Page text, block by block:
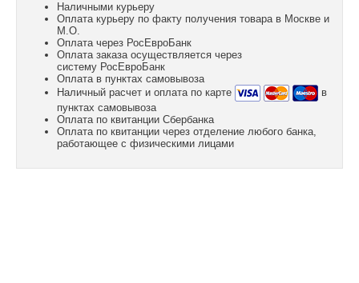
Наличными курьеру
Оплата курьеру по факту получения товара в Москве и
М.О.
Оплата через РосЕвроБанк
Оплата заказа осуществляется через
систему РосЕвроБанк
Оплата в пунктах самовывоза
Наличный расчет и оплата по карте
в
пунктах самовывоза
Оплата по квитанции Сбербанка
Оплата по квитанции через отделение любого банка,
работающее с физическими лицами